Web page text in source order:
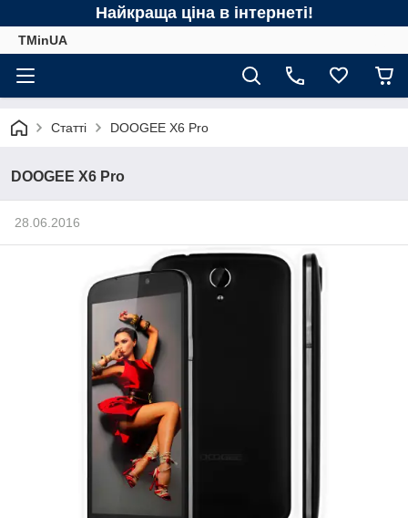
Найкраща ціна в інтернеті!
TMinUA
Статті DOOGEE X6 Pro
DOOGEE X6 Pro
28.06.2016